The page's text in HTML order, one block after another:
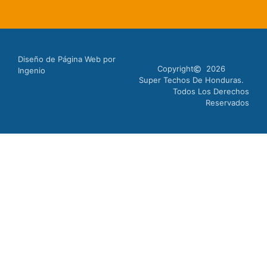
Diseño de Página Web por
Ingenio
Copyright
2026
Super Techos De Honduras.
Todos Los Derechos
Reservados